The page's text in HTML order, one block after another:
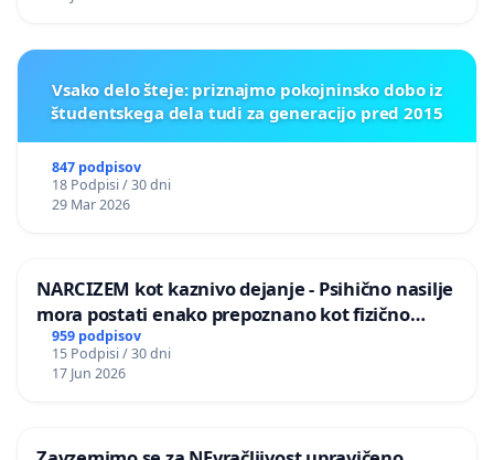
Vsako delo šteje: priznajmo pokojninsko dobo iz
študentskega dela tudi za generacijo pred 2015
847 podpisov
18 Podpisi / 30 dni
29 Mar 2026
NARCIZEM kot kaznivo dejanje - Psihično nasilje
mora postati enako prepoznano kot fizično
nasilje
959 podpisov
15 Podpisi / 30 dni
17 Jun 2026